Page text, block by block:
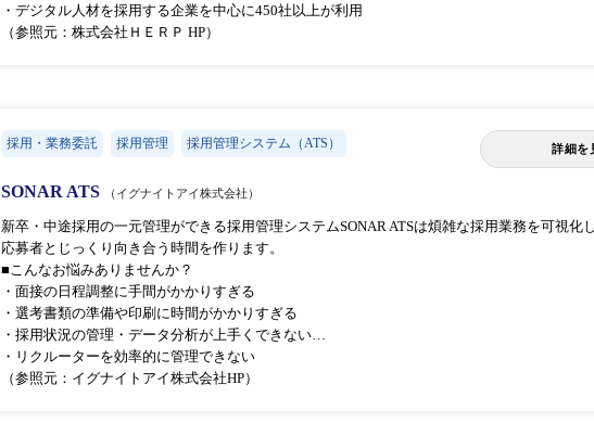
・デジタル人材を採用する企業を中心に450社以上が利用
（参照元：株式会社ＨＥＲＰ HP）
採用・業務委託 採用管理 採用管理システム（ATS） 詳細を
SONAR ATS （イグナイトアイ株式会社）
新卒・中途採用の一元管理ができる採用管理システムSONAR ATSは煩雑な採用業務を可視化
応募者とじっくり向き合う時間を作ります。
■こんなお悩みありませんか？
・面接の日程調整に手間がかかりすぎる
・選考書類の準備や印刷に時間がかかりすぎる
・採用状況の管理・データ分析が上手くできない…
・リクルーターを効率的に管理できない
（参照元：イグナイトアイ株式会社HP）